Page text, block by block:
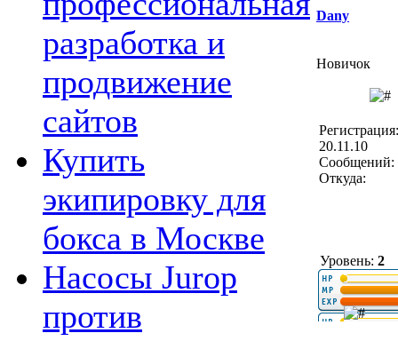
разработка и
продвижение
сайтов
Купить
экипировку для
бокса в Москве
Насосы Jurop
против
Dany
Новичок
Регистрация:
20.11.10
Сообщений:
Откуда:
Уровень: 2